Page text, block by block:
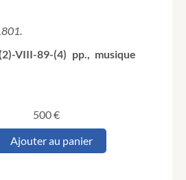
VIII-89-(4) pp., musique
500€
Ajouter au panier